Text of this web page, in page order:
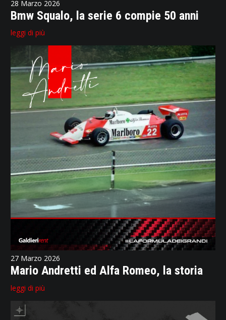
28 Marzo 2026
Bmw Squalo, la serie 6 compie 50 anni
leggi di più
27 Marzo 2026
Mario Andretti ed Alfa Romeo, la storia
leggi di più